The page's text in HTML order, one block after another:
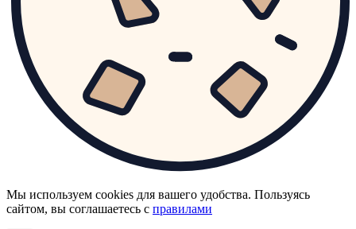
Мы используем cookies для вашего удобства. Пользуясь
сайтом, вы соглашаетесь с правилами